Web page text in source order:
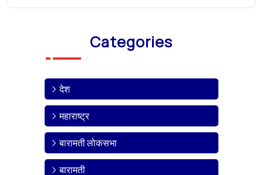
Categories
देश
महाराष्ट्र
बारामती लोकसभा
बारामती